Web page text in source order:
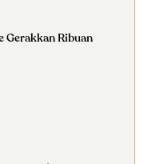
Gerakkan Ribuan